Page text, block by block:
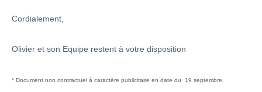
Cordialement,
Olivier et son Equipe restent à votre disposition
* Document non contractuel à caractère publicitaire en date du 19 septembre.